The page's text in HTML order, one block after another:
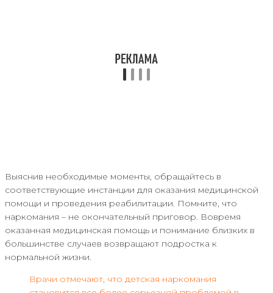
Выяснив необходимые моменты, обращайтесь в
соответствующие инстанции для оказания медицинской
помощи и проведения реабилитации. Помните, что
наркомания – не окончательный приговор. Вовремя
оказанная медицинская помощь и понимание близких в
большинстве случаев возвращают подростка к
нормальной жизни.
Врачи отмечают, что детская наркомания